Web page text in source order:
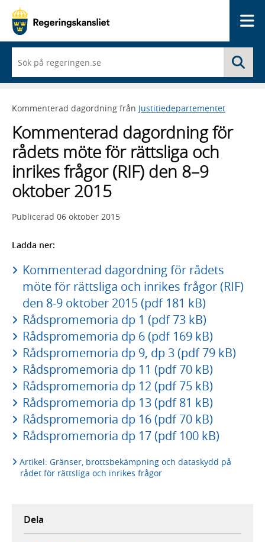
du
börjar
skriva
framträder
lista
med
sökförslag
Kommenterad dagordning från Justitiedepartementet
Kommenterad dagordning för
rådets möte för rättsliga och
inrikes frågor (RIF) den 8–9
oktober 2015
Publicerad 06 oktober 2015
Ladda ner:
Kommenterad dagordning för rådets
möte för rättsliga och inrikes frågor (RIF)
den 8-9 oktober 2015 (pdf 181 kB)
Rådspromemoria dp 1 (pdf 73 kB)
Rådspromemoria dp 6 (pdf 169 kB)
Rådspromemoria dp 9, dp 3 (pdf 79 kB)
Rådspromemoria dp 11 (pdf 70 kB)
Rådspromemoria dp 12 (pdf 75 kB)
Rådspromemoria dp 13 (pdf 81 kB)
Rådspromemoria dp 16 (pdf 70 kB)
Rådspromemoria dp 17 (pdf 100 kB)
Artikel: Gränser, brottsbekämpning och dataskydd på
rådet för rättsliga och inrikes frågor
Dela